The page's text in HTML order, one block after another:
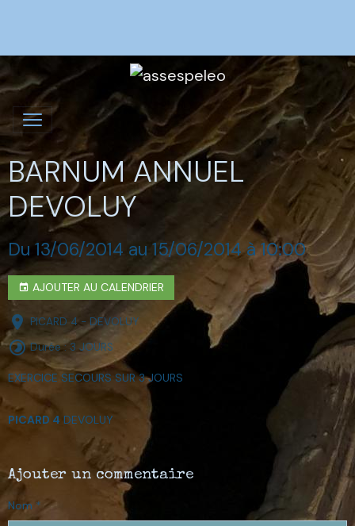
BARNUM ANNUEL
DEVOLUY
Du 13/06/2014 au 15/06/2014 à 10:00
AJOUTER AU CALENDRIER
PICARD 4 - DEVOLUY
Durée : 3 JOURS
EXERCICE SECOURS SUR 3 JOURS
PICARD 4 DEVOLUY
Ajouter un commentaire
Nom